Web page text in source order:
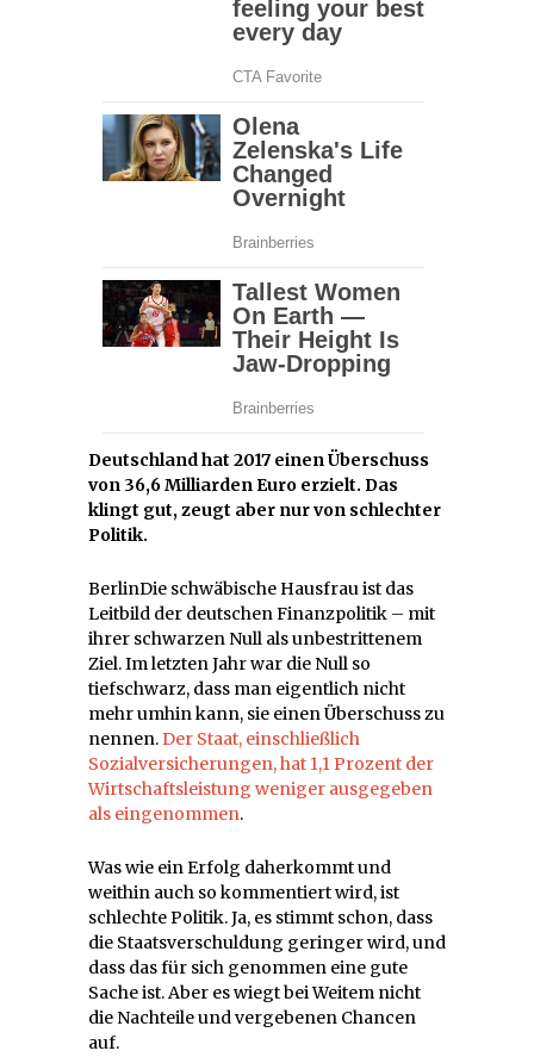
Deutschland hat 2017 einen Überschuss
von 36,6 Milliarden Euro erzielt. Das
klingt gut, zeugt aber nur von schlechter
Politik.
BerlinDie schwäbische Hausfrau ist das
Leitbild der deutschen Finanzpolitik – mit
ihrer schwarzen Null als unbestrittenem
Ziel. Im letzten Jahr war die Null so
tiefschwarz, dass man eigentlich nicht
mehr umhin kann, sie einen Überschuss zu
nennen.Der Staat, einschließlich
Sozialversicherungen, hat 1,1 Prozent der
Wirtschaftsleistung weniger ausgegeben
als eingenommen.
Was wie ein Erfolg daherkommt und
weithin auch so kommentiert wird, ist
schlechte Politik. Ja, es stimmt schon, dass
die Staatsverschuldung geringer wird, und
dass das für sich genommen eine gute
Sache ist. Aber es wiegt bei Weitem nicht
die Nachteile und vergebenen Chancen
auf.